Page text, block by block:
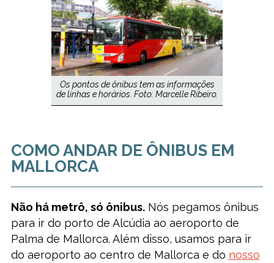
Os pontos de ônibus tem as informações
de linhas e horários. Foto: Marcelle Ribeiro.
COMO ANDAR DE ÔNIBUS EM
MALLORCA
Não há metrô, só ônibus.Nós pegamos ônibus
para ir do porto de Alcúdia ao aeroporto de
Palma de Mallorca. Além disso, usamos para ir
do aeroporto ao centro de Mallorca e do nosso